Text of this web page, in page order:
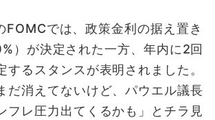
FOMCでは、政策金利の据え置き
）が決定された一方、年内に2回
するスタンスが表明されました。
だ消えてないけど、パウエル議長
フレ圧力出てくるかも」とチラ見